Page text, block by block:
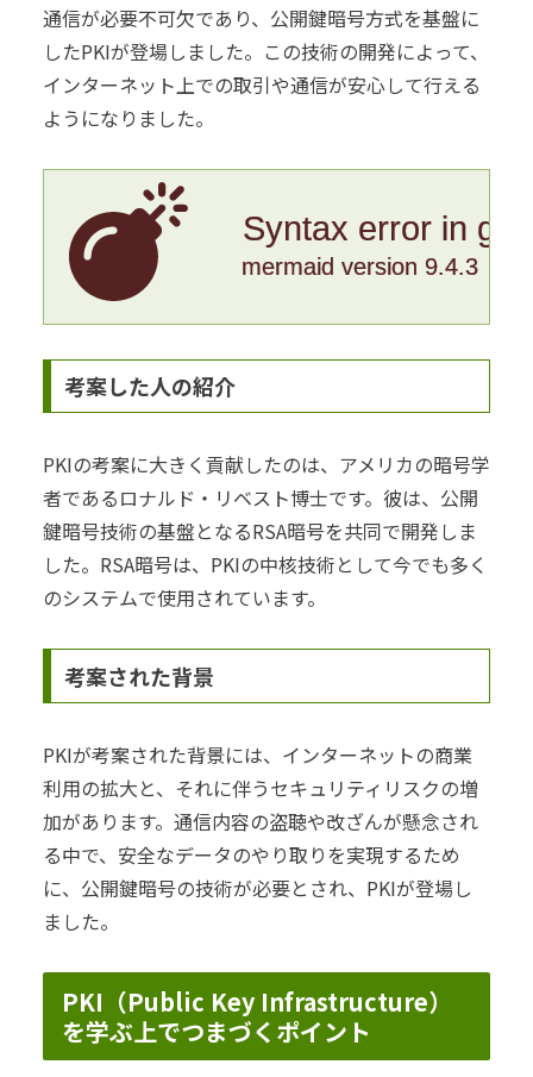
通信が必要不可欠であり、公開鍵暗号方式を基盤に
したPKIが登場しました。この技術の開発によって、
インターネット上での取引や通信が安心して行える
ようになりました。
Syntax error in
mermaid version 9.4.3
考案した人の紹介
PKIの考案に大きく貢献したのは、アメリカの暗号学
者であるロナルド・リベスト博士です。彼は、公開
鍵暗号技術の基盤となるRSA暗号を共同で開発しま
した。RSA暗号は、PKIの中核技術として今でも多く
のシステムで使用されています。
考案された背景
PKIが考案された背景には、インターネットの商業
利用の拡大と、それに伴うセキュリティリスクの増
加があります。通信内容の盗聴や改ざんが懸念され
る中で、安全なデータのやり取りを実現するため
に、公開鍵暗号の技術が必要とされ、PKIが登場し
ました。
PKI（Public Key Infrastructure）
を学ぶ上でつまづくポイント